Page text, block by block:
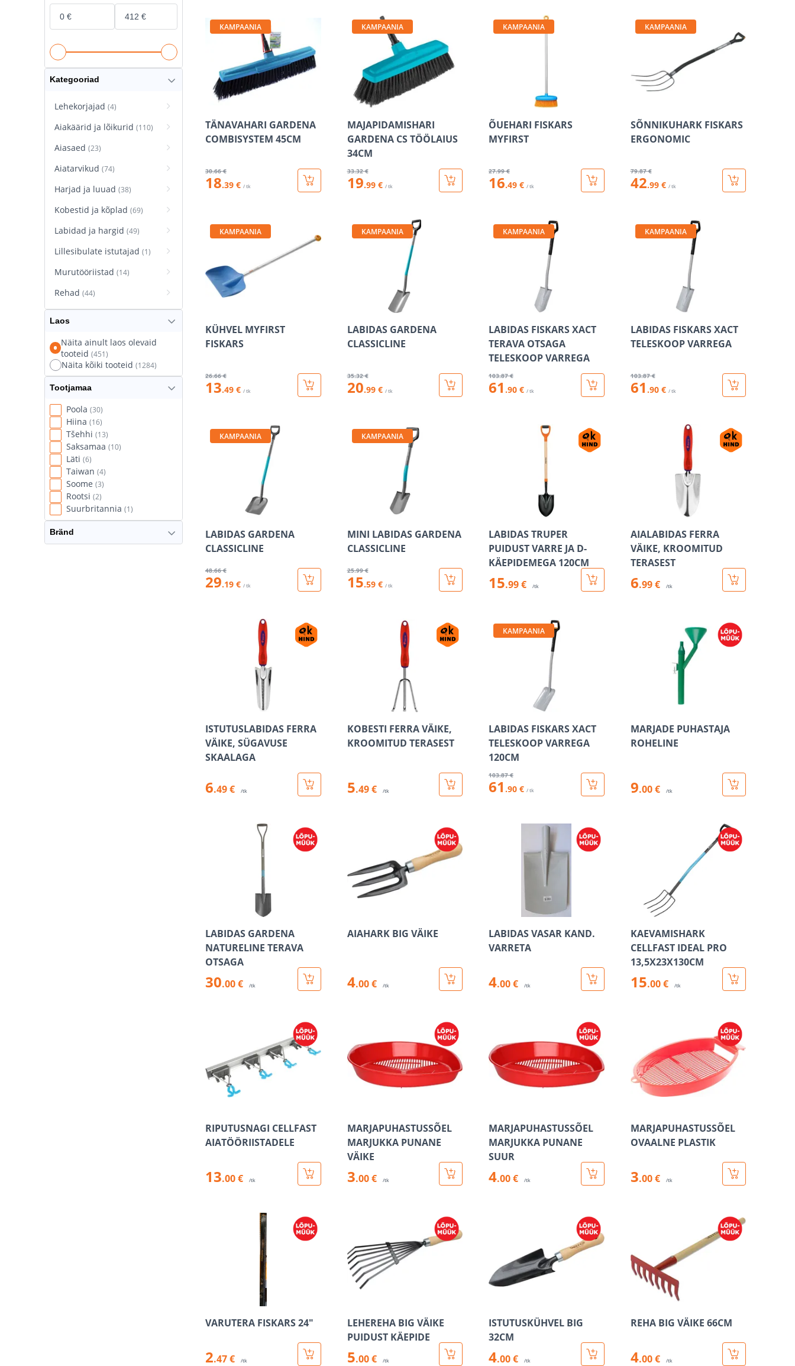
KAMPAANIA
TÄNAVAHARI GARDENA
COMBISYSTEM 45CM
30.66 €
18.39 € / tk
KAMPAANIA
MAJAPIDAMISHARI
GARDENA CS TÖÖLAIUS
34CM
33.32 €
19.99 € / tk
KAMPAANIA
ÕUEHARI FISKARS
MYFIRST
27.99 €
16.49 € / tk
KAMPAANIA
SÕNNIKUHARK FISKARS
ERGONOMIC
79.87 €
42.99 € / tk
KAMPAANIA
KÜHVEL MYFIRST
FISKARS
26.66 €
13.49 € / tk
KAMPAANIA
LABIDAS GARDENA
CLASSICLINE
35.32 €
20.99 € / tk
KAMPAANIA
LABIDAS FISKARS XACT
TERAVA OTSAGA
TELESKOOP VARREGA
103.87 €
61 .90 € / tk
KAMPAANIA
LABIDAS FISKARS XACT
TELESKOOP VARREGA
103.87 €
61 .90 € / tk
KAMPAANIA
LABIDAS GARDENA
CLASSICLINE
48.66 €
29.19 € / tk
KAMPAANIA
MINI LABIDAS GARDENA
CLASSICLINE
25.99 €
15.59 € / tk
LABIDAS TRUPER
PUIDUST VARRE JA D-
KÄEPIDEMEGA 120CM
15.99 € /tk
AIALABIDAS FERRA
VÄIKE, KROOMITUD
TERASEST
6.99 € /tk
ISTUTUSLABIDAS FERRA
VÄIKE, SÜGAVUSE
SKAALAGA
6.49 € /tk
KOBESTI FERRA VÄIKE,
KROOMITUD TERASEST
5.49 € /tk
KAMPAANIA
LABIDAS FISKARS XACT
TELESKOOP VARREGA
120CM
103.87 €
61 .90 € / tk
MARJADE PUHASTAJA
ROHELINE
9.00 € /tk
LABIDAS GARDENA
NATURELINE TERAVA
OTSAGA
30.00 € /tk
AIAHARK BIG VÄIKE
4.00 € /tk
LABIDAS VASAR KAND.
VARRETA
4.00 € /tk
KAEVAMISHARK
CELLFAST IDEAL PRO
13,5X23X130CM
15.00 € /tk
RIPUTUSNAGI CELLFAST
AIATÖÖRIISTADELE
13.00 € /tk
MARJAPUHASTUSSÕEL
MARJUKKA PUNANE
VÄIKE
3.00 € /tk
MARJAPUHASTUSSÕEL
MARJUKKA PUNANE
SUUR
4.00 € /tk
MARJAPUHASTUSSÕEL
OVAALNE PLASTIK
3.00 € /tk
VARUTERA FISKARS 24"
2.47 € /tk
LEHEREHA BIG VÄIKE
PUIDUST KÄEPIDE
5.00 € /tk
ISTUTUSKÜHVEL BIG
32CM
4.00 € /tk
REHA BIG VÄIKE 66CM
4.00 € /tk
Kategooriad
Lehekorjajad (4)
Aiakäärid ja lõikurid (110)
Aiasaed (23)
Aiatarvikud (74)
Harjad ja luuad (38)
Kobestid ja kõplad (69)
Labidad ja hargid (49)
Lillesibulate istutajad (1)
Murutööriistad (14)
Rehad (44)
Umbrohujuurijad
marjakombainid(12)
Laos
Näita ainult laos olevaid
tooteid (451)
Näita kõiki tooteid (1284)
Tootjamaa
Poola (30)
Hiina (16)
Tšehhi (13)
Saksamaa (10)
Läti (6)
Taiwan (4)
Soome (3)
Rootsi (2)
Suurbritannia (1)
Bränd